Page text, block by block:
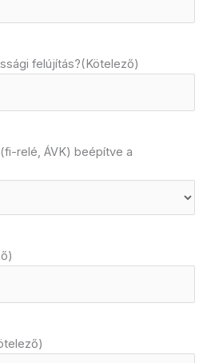
felújítás?(Kötelező)
relé, ÁVK) beépítve a